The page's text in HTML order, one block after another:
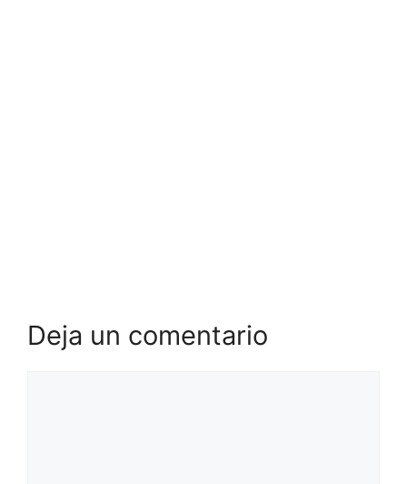
Deja un comentario